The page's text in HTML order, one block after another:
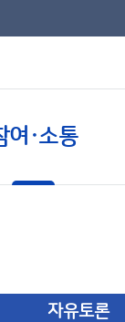
여·소통
자유토론